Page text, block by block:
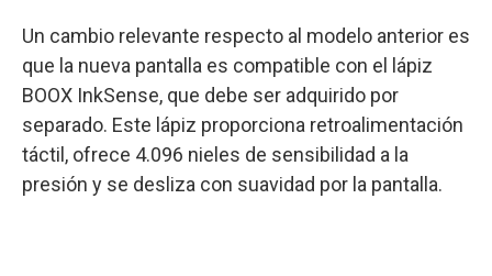
Un cambio relevante respecto al modelo anterior es
que la nueva pantalla es compatible con el lápiz
BOOX InkSense, que debe ser adquirido por
separado. Este lápiz proporciona retroalimentación
táctil, ofrece 4.096 nieles de sensibilidad a la
presión y se desliza con suavidad por la pantalla.